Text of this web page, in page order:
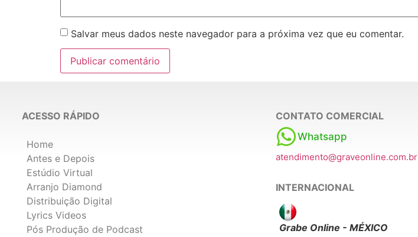
Salvar meus dados neste navegador para a próxima vez que eu comentar.
ACESSO RÁPIDO
Home
Antes e Depois
Estúdio Virtual
Arranjo Diamond
Distribuição Digital
Lyrics Videos
Pós Produção de Podcast
CONTATO COMERCIAL
Whatsapp
atendimento@graveonline.com.br
INTERNACIONAL
Grabe Online - MÉXICO